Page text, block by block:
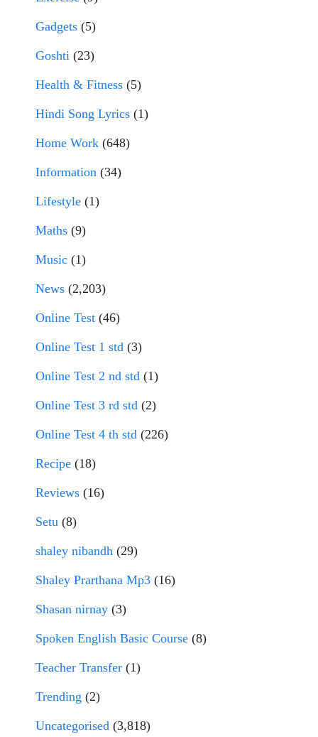
Gadgets (5)
Goshti (23)
Health & Fitness (5)
Hindi Song Lyrics (1)
Home Work (648)
Information (34)
Lifestyle (1)
Maths (9)
Music (1)
News (2,203)
Online Test (46)
Online Test 1 std (3)
Online Test 2 nd std (1)
Online Test 3 rd std (2)
Online Test 4 th std (226)
Recipe (18)
Reviews (16)
Setu (8)
shaley nibandh (29)
Shaley Prarthana Mp3 (16)
Shasan nirnay (3)
Spoken English Basic Course (8)
Teacher Transfer (1)
Trending (2)
Uncategorised (3,818)